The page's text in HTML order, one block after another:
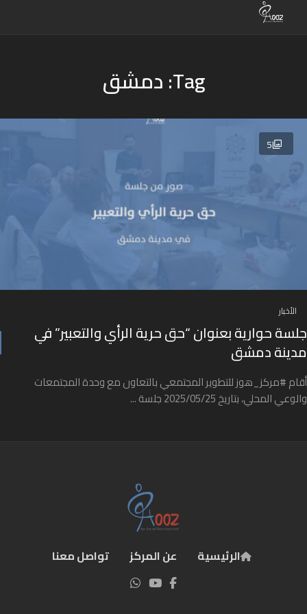
Tag: دمشق
5
الأخبار
جلسة حوارية بعنوان “حق حرية الرأي والتعبير” في
مدينة دمشق
أقام #مركز_هوز للتطوير المجتمعي بالتعاون مع وحدة المجتمعات
والوعي المحلي، بتاريخ 2025/05/25 جلسة ...
الرئيسية عن المركز تواصل معنا